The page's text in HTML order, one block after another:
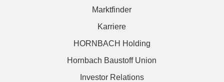
Marktfinder
Karriere
HORNBACH Holding
Hornbach Baustoff Union
Investor Relations